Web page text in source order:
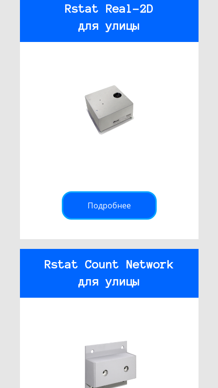
Rstat Real-2D
для улицы
Подробнее
Rstat Count Network
для улицы